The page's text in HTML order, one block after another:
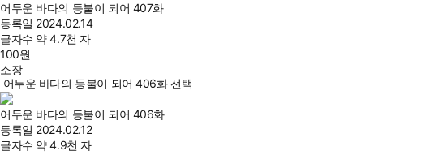
어두운 바다의 등불이 되어 407화
등록일 2024.02.14
글자수 약 4.7천 자
100원
소장
어두운 바다의 등불이 되어 406화 선택
어두운 바다의 등불이 되어 406화
등록일 2024.02.12
글자수 약 4.9천 자